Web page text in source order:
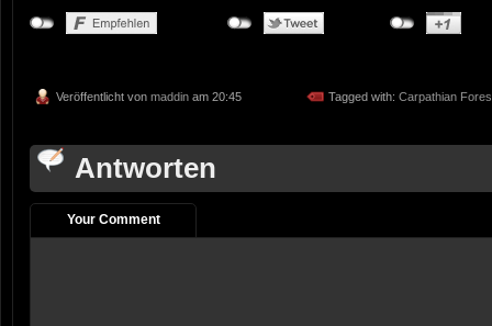
Veröffentlicht von maddin am 20:45 Tagged with: Carpathian
Antworten
Your Comment